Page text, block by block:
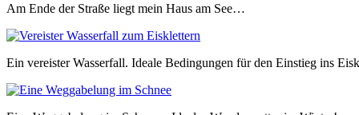
Am Ende der Straße liegt mein Haus am See…
Ein vereister Wasserfall. Ideale Bedingungen für den Einstieg ins